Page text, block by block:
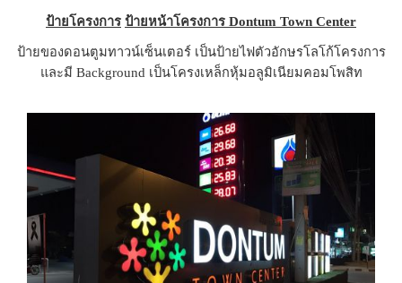
ป้ายโครงการ ป้ายหน้าโครงการ Dontum Town Center
ป้ายของดอนตูมทาวน์เซ็นเตอร์ เป็นป้ายไฟตัวอักษรโลโก้โครงการ
และมี Background เป็นโครงเหล็กหุ้มอลูมิเนียมคอมโพสิท